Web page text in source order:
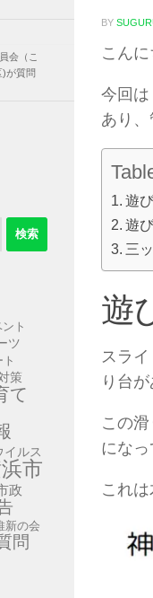
BY
こん
今回
あり
遊
遊
三
遊
スラ
り台
この
にな
これ
会（こ
)が質問
ト
ツ
策
て
イルス
市
政
新の会
問